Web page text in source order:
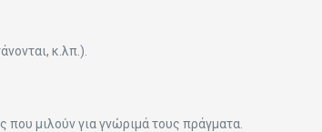
κ.λπ.).
που μιλούν για γνώριμά τους πράγματα.